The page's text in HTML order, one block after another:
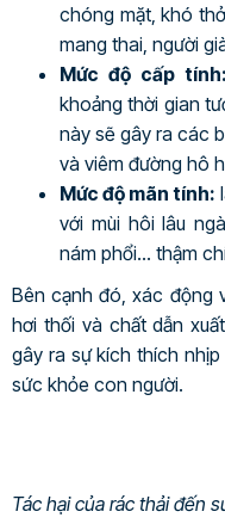
chóng mặt, khó
mang thai, người
Mức độ cấp tính:
khoảng thời gian
này sẽ gây ra các
và viêm đường hô
Mức độ mãn tính:
với mùi hôi lâu
nám phổi… thậm
Bên cạnh đó, xác động
hơi thối và chất dẫn
gây ra sự kích thích
sức khỏe con người.
Tác hại của rác thải đến